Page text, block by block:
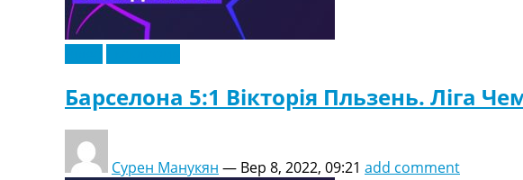
Барселона 5:1 Вікторія Пльзень. Ліга
Сурен Манукян — Вер 8, 2022, 09:21 add comment